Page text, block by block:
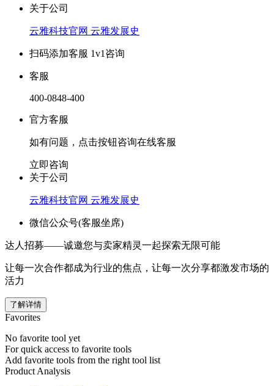
关于公司
云雅科技官网 云雅发展史
扫码添加客服 1v1咨询
客服
400-0848-400
官方客服
如有问题，点击按钮咨询在线客服
立即咨询
关于公司
云雅科技官网 云雅发展史
微信公众号(客服坐席)
达人招募——诚邀您与卖家精灵一起探索无限可能
让每一次合作都成为行业的焦点，让每一次分享都激发市场的
活力
了解详情
Favorites
No favorite tool yet
For quick access to favorite tools
Add favorite tools from the right tool list
Product Analysis